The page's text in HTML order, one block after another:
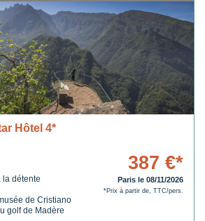
Hôtel 4*
la détente
de Cristiano
golf de Madère
387 €*
Paris le 08/11/2026
*Prix à partir de, TTC/pers.